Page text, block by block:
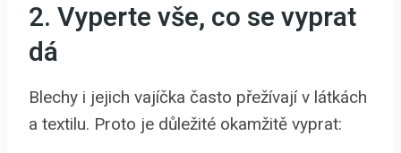
2. Vyperte vše, co se vyprat
dá
Blechy i jejich vajíčka často přežívají v látkách
a textilu. Proto je důležité okamžitě vyprat: